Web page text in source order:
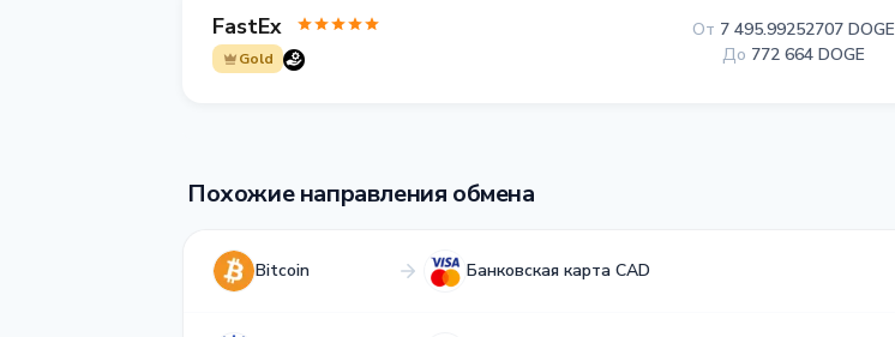
FastEx
Gold
От 7 495.99252707 DOGE
До 772 664 DOGE
Похожие направления обмена
Bitcoin Банковская карта CAD